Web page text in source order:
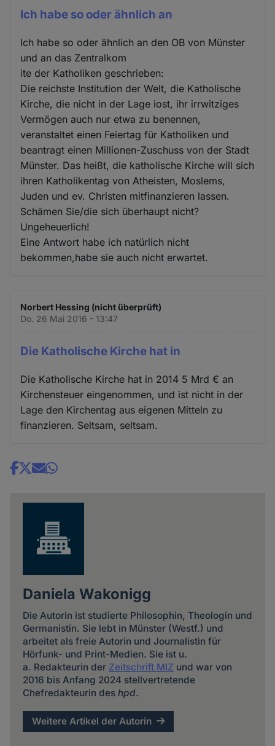
Ich habe so oder ähnlich an
Ich habe so oder ähnlich an den OB von Münster
und an das Zentralkom
ite der Katholiken geschrieben:
Die reichste Institution der Welt, die Katholische
Kirche, die nicht in der Lage iost, ihr irrwitziges
Vermögen auch nur etwa zu benennen,
veranstaltet einen Feiertag für Katholiken und
beantragt einen Millionen-Zuschuss von der Stadt
Münster. Das heißt, die katholische Kirche will sich
ihren Katholikentag von Atheisten, Moslems,
Juden und ev. Christen mitfinanzieren lassen.
Schämen Sie/die sich überhaupt nicht?
Ungeheuerlich!
Eine Antwort habe ich natürlich nicht
bekommen,habe sie auch nicht erwartet.
Norbert Hessing (nicht überprüft)
Do. 26 Mai 2016 - 13:47
Die Katholische Kirche hat in
Die Katholische Kirche hat in 2014 5 Mrd € an
Kirchensteuer eingenommen, und ist nicht in der
Lage den Kirchentag aus eigenen Mitteln zu
finanzieren. Seltsam, seltsam.
Share
Daniela Wakonigg
Die Autorin ist studierte Philosophin, Theologin und
Germanistin. Sie lebt in Münster (Westf.) und
arbeitet als freie Autorin und Journalistin für
Hörfunk- und Print-Medien. Sie ist u.
a. Redakteurin der Zeitschrift MIZ und war von
2016 bis Anfang 2024 stellvertretende
Chefredakteurin des hpd.
Weitere Artikel der Autorin